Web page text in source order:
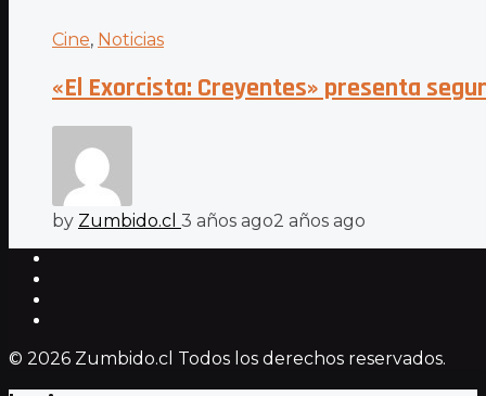
Cine, Noticias
«El Exorcista: Creyentes» presenta
by Zumbido.cl 3 años ago2 años ago
© 2026 Zumbido.cl Todos los derechos reservados.